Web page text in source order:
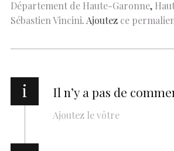
k p
Département de Haute-Garonne,
Sébastien Vincini. Ajoutez ce
i Il n’y a pas de
Ajoutez le vôtre